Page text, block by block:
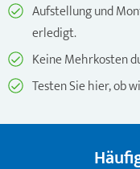
Aufstellung und
erledigt.
Keine Mehrkosten
Testen Sie hier, ob